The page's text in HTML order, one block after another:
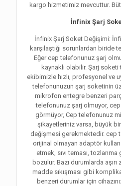
kargo hizmetimiz mevcuttur.
İnfinix Şarj
İnfinix Şarj Soket Değişimi:
karşılaştığı sorunlardan biride
Eğer cep telefonunuz şarj
kaynaklı olabilir. Şarj
ekibimizle hızlı, profesyonel ve
telefonunuzun şarj soketinin
mikrofon entegre benzeri
telefonunuz şarj olmuyor,
görmüyor, Cep telefonunuz
şikayetleriniz varsa, büyük
değişmesi gerekmektedir. cep
orijinal olmayan adaptör
etmek, sıvı teması,
bozulur. Bazı durumlarda
madde sıkışması gibi
benzeri durumlar için